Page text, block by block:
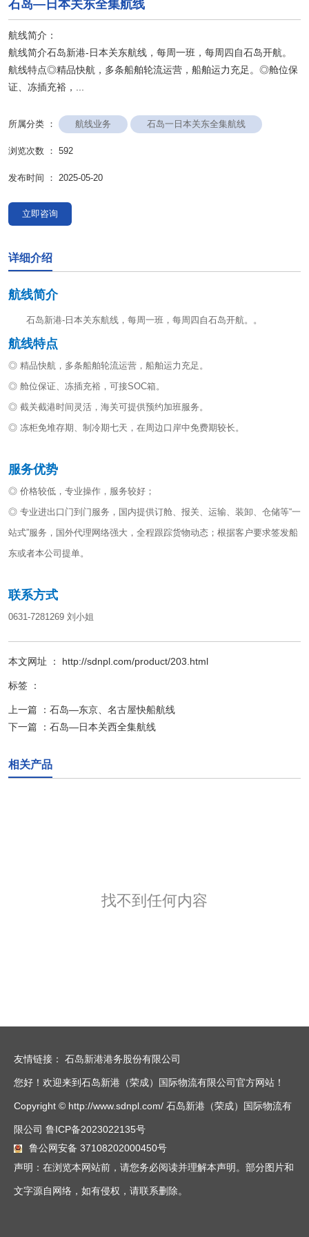
石岛—日本关东全集航线
航线简介：
航线简介石岛新港-日本关东航线，每周一班，每周四自石岛开航。
航线特点◎精品快航，多条船舶轮流运营，船舶运力充足。◎舱位保
证、冻插充裕，...
所属分类 ： 航线业务 石岛一日本关东全集航线
浏览次数 ： 592
发布时间 ： 2025-05-20
立即咨询
详细介绍
航线简介
石岛新港-日本关东航线，每周一班，每周四自石岛开航。。
航线特点
◎ 精品快航，多条船舶轮流运营，船舶运力充足。
◎ 舱位保证、冻插充裕，可接SOC箱。
◎ 截关截港时间灵活，海关可提供预约加班服务。
◎ 冻柜免堆存期、制冷期七天，在周边口岸中免费期较长。
服务优势
◎ 价格较低，专业操作，服务较好；
◎ 专业进出口门到门服务，国内提供订舱、报关、运输、装卸、仓储等“一
站式”服务，国外代理网络强大，全程跟踪货物动态；根据客户要求签发船
东或者本公司提单。
联系方式
0631-7281269 刘小姐
本文网址 ： http://sdnpl.com/product/203.html
标签 ：
上一篇 ： 石岛—东京、名古屋快船航线
下一篇 ： 石岛—日本关西全集航线
相关产品
找不到任何内容
友情链接： 石岛新港港务股份有限公司
您好！欢迎来到石岛新港（荣成）国际物流有限公司官方网站！
Copyright © http://www.sdnpl.com/ 石岛新港（荣成）国际物流有
限公司 鲁ICP备2023022135号
鲁公网安备 37108202000450号
声明：在浏览本网站前，请您务必阅读并理解本声明。部分图片和
文字源自网络，如有侵权，请联系删除。